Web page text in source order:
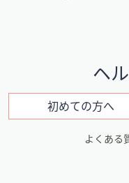
ン
ヘ
初めての方へ
よくある